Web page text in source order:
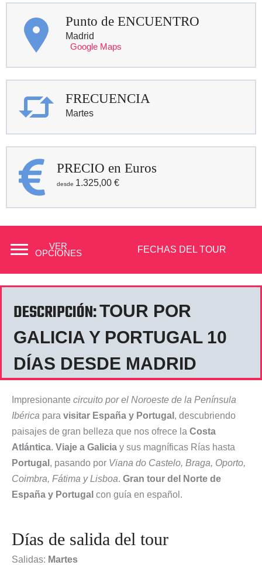
Punto de ENCUENTRO
Madrid
Google Maps
FRECUENCIA
Martes
PRECIO en Euros
1.325,00 €
VER
OPCIONES FECHAS DEL TOUR
DESCRIPCIÓN:TOUR POR
GALICIA Y PORTUGAL 10
DÍAS DESDE MADRID
Impresionante circuito por el Noroeste de la Península
Ibérica para visitar España y Portugal , descubriendo
paisajes de gran belleza que nos ofrece la Costa
Atlántica. Viaje a Galicia y sus magníficas Rías hasta
Portugal , pasando por Viana do Castelo, Braga, Oporto,
Coimbra, Fátima y Lisboa. Gran tour del Norte de
España y Portugal con guía en español.
Días de salida del tour
Salidas: Martes